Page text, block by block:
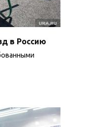
в Россию